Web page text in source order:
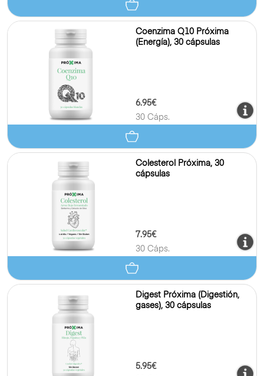
Coenzima Q10 Próxima
(Energía), 30 cápsulas
6.95€
30 Cáps.
Colesterol Próxima, 30
cápsulas
7.95€
30 Cáps.
Digest Próxima (Digestión,
gases), 30 cápsulas
5.95€